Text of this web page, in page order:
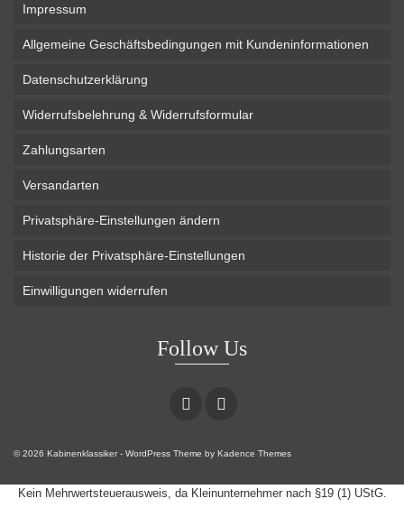
Impressum
Allgemeine Geschäftsbedingungen mit Kundeninformationen
Datenschutzerklärung
Widerrufsbelehrung & Widerrufsformular
Zahlungsarten
Versandarten
Privatsphäre-Einstellungen ändern
Historie der Privatsphäre-Einstellungen
Einwilligungen widerrufen
Follow Us
© 2026 Kabinenklassiker - WordPress Theme by Kadence Themes
Kein Mehrwertsteuerausweis, da Kleinunternehmer nach §19 (1) UStG.